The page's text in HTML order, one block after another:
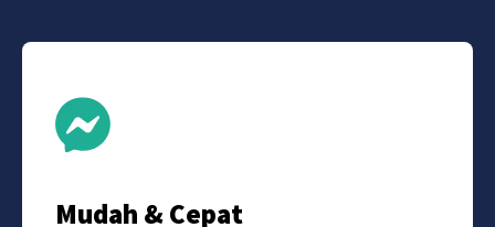
Mudah & Cepat